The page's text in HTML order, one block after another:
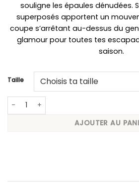
souligne les épaules dénudées.
superposés apportent un
coupe s’arrêtant au-dessus du
glamour pour toutes tes
saison.
Taille
quantité de Robe courte chic verte à
AJOUTER AU